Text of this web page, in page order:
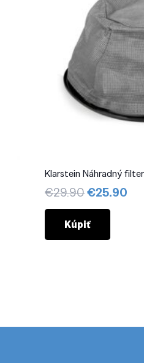
Klarstein Náhradný
€29.90Pôvodná
cena
bola:
€29.90.
€25.90
Kúpiť